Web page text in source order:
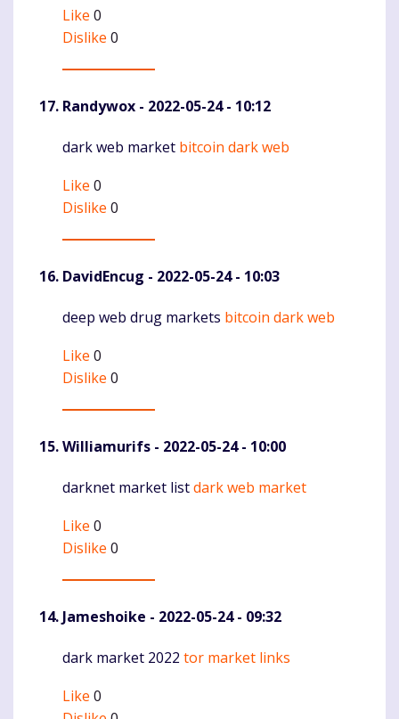
Like 0
Dislike 0
Randywox - 2022-05-24 - 10:12
Komentaras
dark web market bitcoin dark web
Like 0
Dislike 0
DavidEncug - 2022-05-24 - 10:03
Komentaras
deep web drug markets bitcoin dark web
Like 0
Dislike 0
Williamurifs - 2022-05-24 - 10:00
Komentaras
darknet market listdark web market
Like 0
Dislike 0
Jameshoike - 2022-05-24 - 09:32
Komentaras
dark market 2022 tor market links
Like 0